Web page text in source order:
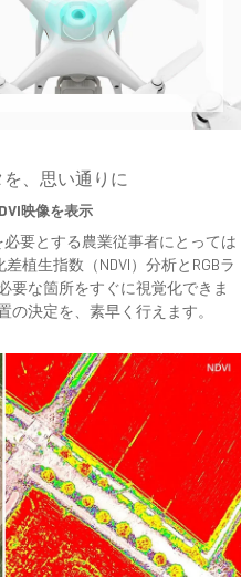
、思い通りに
映像を表示
要とする農業従事者にとっては
植生指数（NDVI）分析とRGBラ
要な箇所をすぐに視覚化できま
決定を、素早く行えます。